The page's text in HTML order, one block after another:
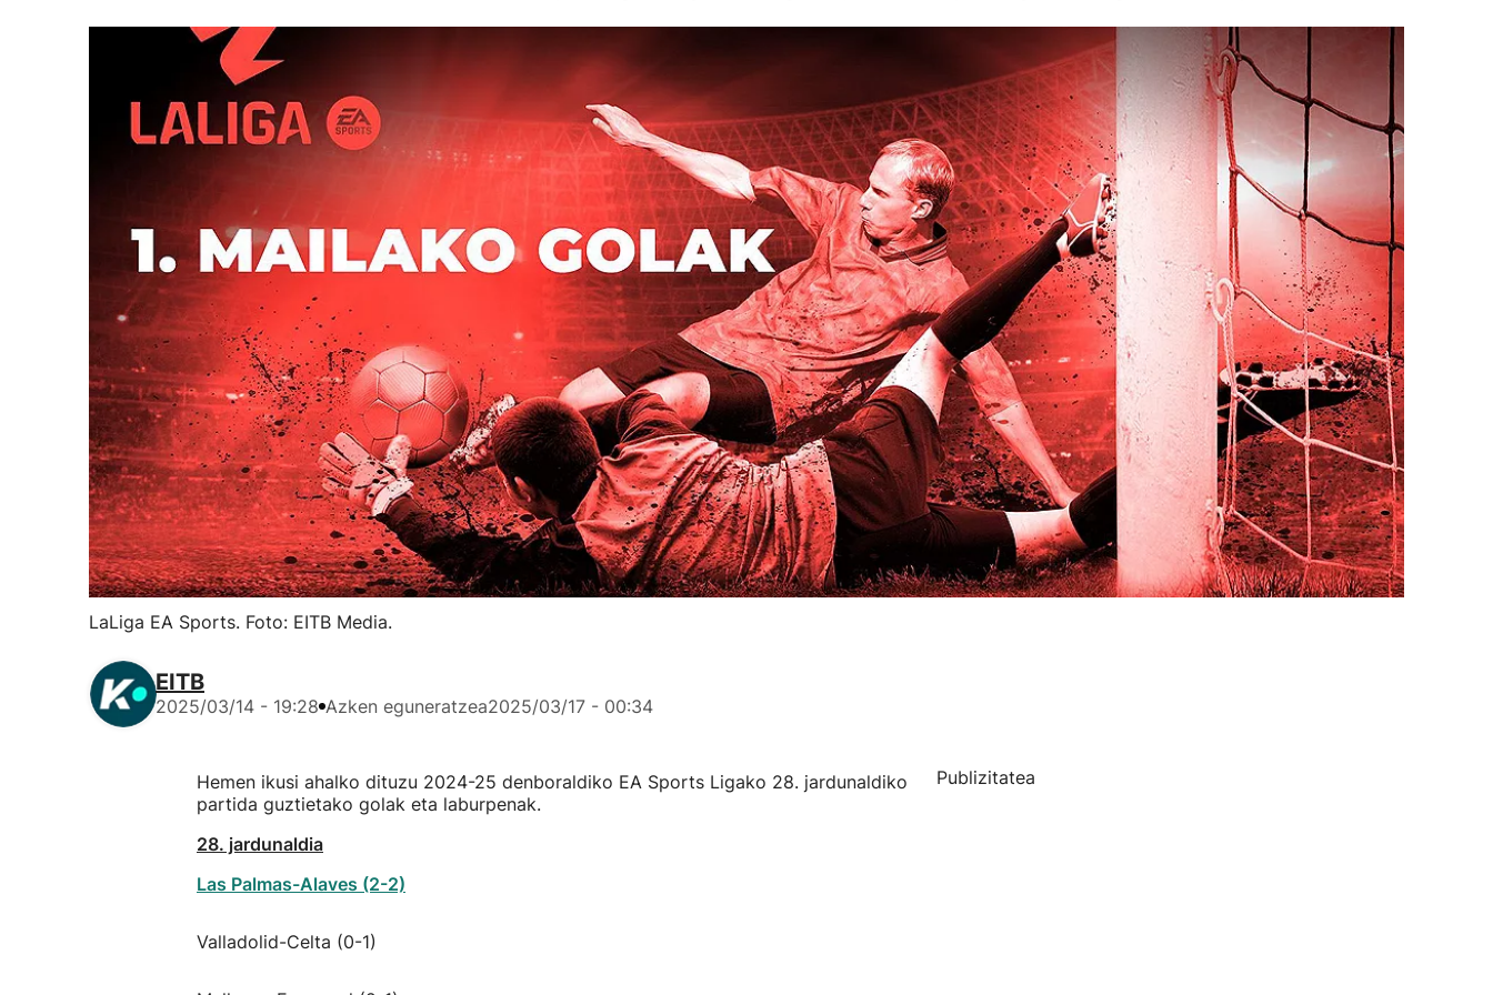
LaLiga EA Sports. Foto: EITB Media.
EITB
2025/03/14 - 19:28 Azken eguneratzea2025/03/17 - 00:34
Hemen ikusi ahalko dituzu 2024-25 denboraldiko EA Sports Ligako 28. jardunaldiko
partida guztietako golak eta laburpenak.
28. jardunaldia
Las Palmas-Alaves (2-2)
Valladolid-Celta (0-1)
Publizitatea